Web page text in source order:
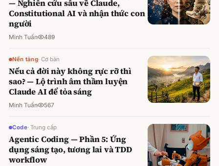
— Nghiên cứu sâu về Claude,
Constitutional AI và nhận thức con
người
Minh Tuấn 489
Nền tảng· Cơ bản
Nếu cả đời này không rực rỡ thì
sao? — Lộ trình âm thầm luyện
Claude AI để tỏa sáng
Minh Tuấn 567
Code· Trung cấp
Agentic Coding — Phần 5: Ứng
dụng sáng tạo, tương lai và TDD
workflow